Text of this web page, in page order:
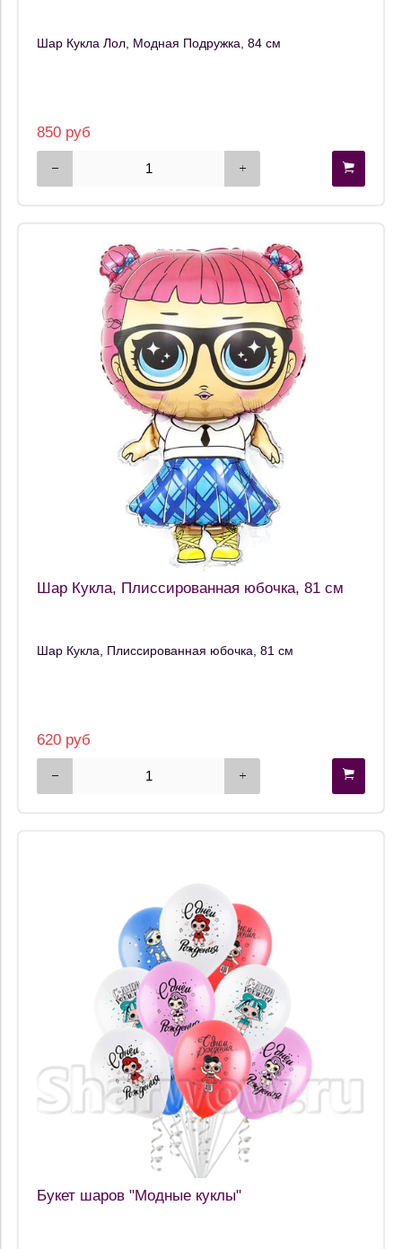
Шар Кукла Лол, Модная Подружка, 84 см
850 руб
Шар Кукла, Плиссированная юбочка, 81 см
Шар Кукла, Плиссированная юбочка, 81 см
620 руб
Букет шаров "Модные куклы"